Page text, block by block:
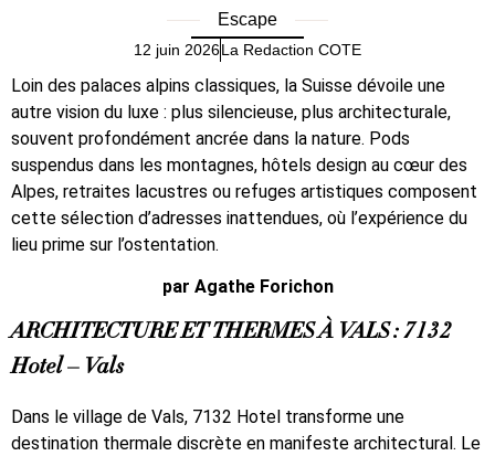
Escape
12 juin 2026La Redaction COTE
Loin des palaces alpins classiques, la Suisse dévoile une
autre vision du luxe : plus silencieuse, plus architecturale,
souvent profondément ancrée dans la nature. Pods
suspendus dans les montagnes, hôtels design au cœur des
Alpes, retraites lacustres ou refuges artistiques composent
cette sélection d’adresses inattendues, où l’expérience du
lieu prime sur l’ostentation.
par Agathe Forichon
ARCHITECTURE ET THERMES À VALS : 7132
Hotel – Vals
Dans le village de Vals, 7132 Hotel transforme une
destination thermale discrète en manifeste architectural. Le